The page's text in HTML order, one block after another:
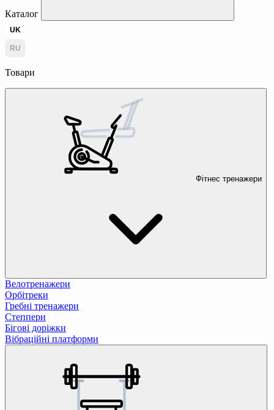
Каталог
UK
RU
Товари
Фітнес тренажери
Велотренажери
Орбітреки
Гребні тренажери
Степпери
Бігові доріжки
Вібраційні платформи